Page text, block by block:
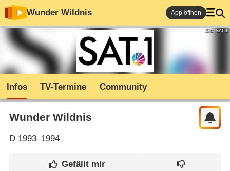
Wunder Wildnis App öffnen
Bild: SAT.1
Infos TV-Termine Community
Wunder Wildnis
D1993–1994